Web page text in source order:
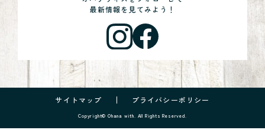
最新情報を見てみよう！
サイトマップ プライバシーポリシー
Copyright© Ohana with. All Rights Reserved.